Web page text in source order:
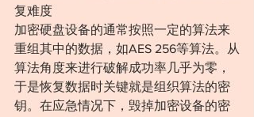
复难度
加密硬盘设备的通常按照一定的算法来
重组其中的数据，如AES 256等算法。从
算法角度来进行破解成功率几乎为零，
于是恢复数据时关键就是组织算法的密
钥。在应急情况下，毁掉加密设备的密